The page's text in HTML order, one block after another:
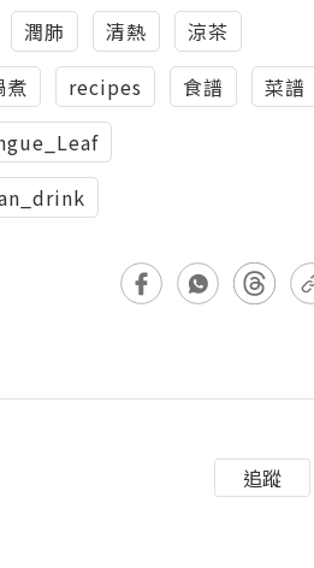
潤肺 清熱
涼茶
煮 recipes 食譜
菜譜
追蹤